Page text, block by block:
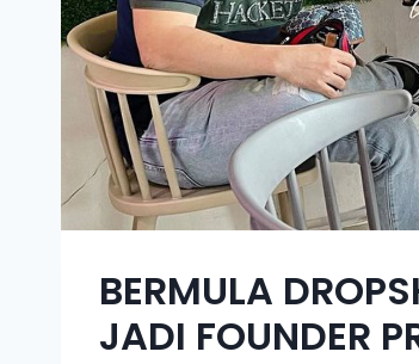
BERMULA
JADI FOUNDER